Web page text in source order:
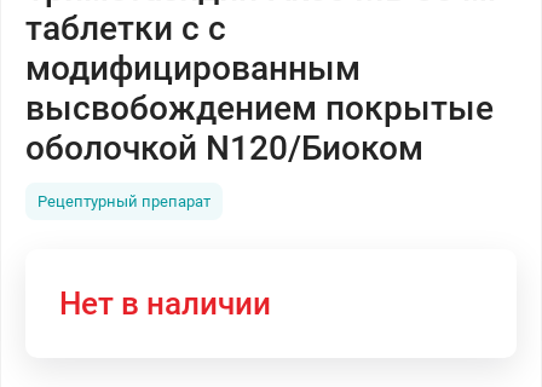
таблетки с с
модифицированным
высвобождением покрытые
оболочкой N120/Биоком
Рецептурный препарат
Нет в наличии